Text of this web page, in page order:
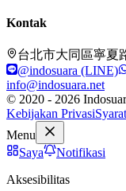
Kontak
台北市大同區寧夏
@indosuara (LINE)
info@indosuara.net
© 2020 - 2026
Kebijakan Privasi
Menu
Saya
Notifikasi
Aksesibilitas